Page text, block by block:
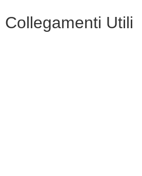
Collegamenti Utili